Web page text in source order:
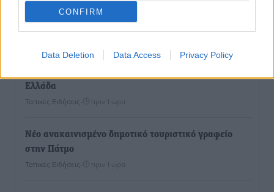
CONFIRM
Data Deletion Data Access Privacy Policy
εκδήλωση για τους αυτοδιοικητικούς της Κω
Πολιτιστικά• πριν 42 λεπτά
Εγκρίθηκε η ηλεκτρική διασύνδεση Ρόδου και Κω
Ελλάδα
Τοπικές Ειδήσεις πριν 1 ώρα
Νέο ανακαινισμένο δημοτικό τουριστικό γραφείο
στην Πάτμο
Τοπικές Ειδήσεις πριν 1 ώρα